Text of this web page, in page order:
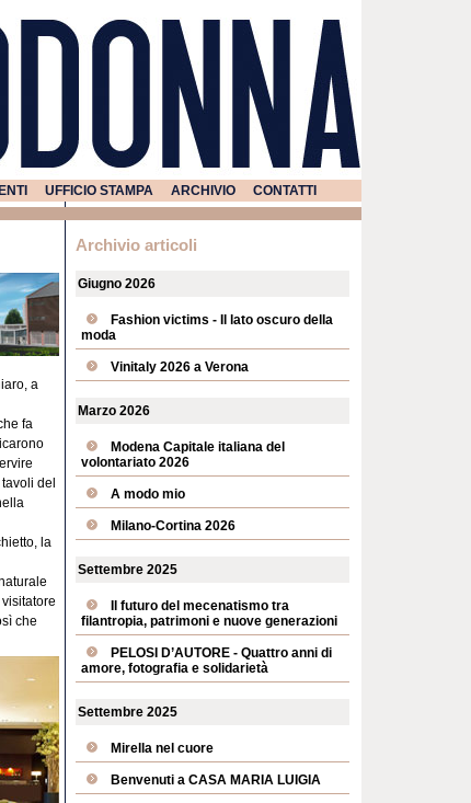
UFFICIO STAMPA ARCHIVIO CONTATTI
a
fa
del
la
che
Archivio articoli
Giugno 2026
Fashion victims - Il lato oscuro della
moda
Vinitaly 2026 a Verona
Marzo 2026
Modena Capitale italiana del
volontariato 2026
A modo mio
Milano-Cortina 2026
Settembre 2025
Il futuro del mecenatismo tra
filantropia, patrimoni e nuove generazioni
PELOSI D’AUTORE - Quattro anni di
amore, fotografia e solidarietà
Settembre 2025
Mirella nel cuore
Benvenuti a CASA MARIA LUIGIA